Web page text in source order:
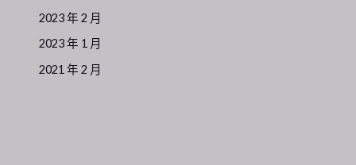
2023 年 2 月
2023 年 1 月
2021 年 2 月